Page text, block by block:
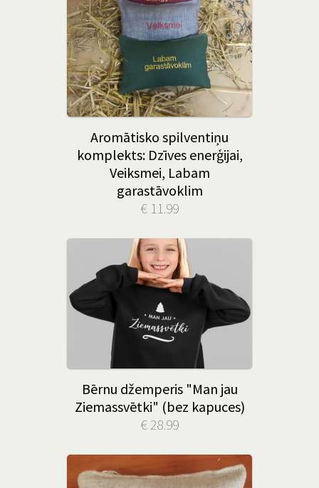
Aromātisko spilventiņu
komplekts: Dzīves enerģijai,
Veiksmei, Labam
garastāvoklim
€ 11.99
Bērnu džemperis "Man jau
Ziemassvētki" (bez kapuces)
€ 28.99